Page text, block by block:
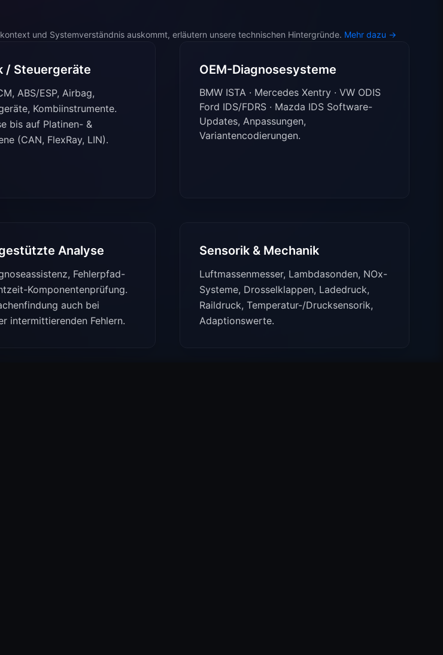
und Systemverständnis auskommt, erläutern unsere technischen Hintergründe. Mehr dazu →
/ Steuergeräte
ABS/ESP, Airbag,
Kombiinstrumente.
bis auf Platinen- &
(CAN, FlexRay, LIN).
OEM-Diagnosesysteme
BMW ISTA · Mercedes Xentry · VW ODIS
Ford IDS/FDRS · Mazda IDS Software-
Updates, Anpassungen,
Variantencodierungen.
Analyse
Fehlerpfad-
Komponentenprüfung.
auch bei
intermittierenden Fehlern.
Sensorik & Mechanik
Luftmassenmesser, Lambdasonden, NOx-
Systeme, Drosselklappen, Ladedruck,
Raildruck, Temperatur-/Drucksensorik,
Adaptionswerte.